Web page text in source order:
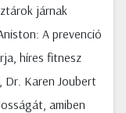
járnak
A prevenció
híres fitnesz
Dr. Karen Joubert
amiben